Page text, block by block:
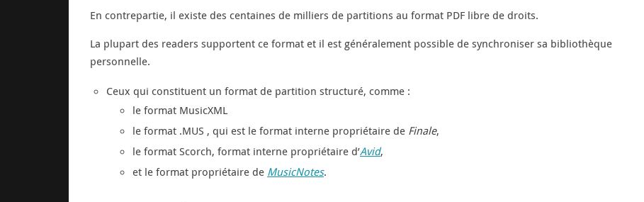
En contrepartie, il existe des centaines de milliers de partitions au format PDF libre de droits.
La plupart des readers supportent ce format et il est généralement possible de synchroniser sa bibliothèque
personnelle.
Ceux qui constituent un format de partition structuré, comme :
le format MusicXML
le format .MUS , qui est le format interne propriétaire de Finale,
le format Scorch, format interne propriétaire d’Avid,
et le format propriétaire de MusicNotes.